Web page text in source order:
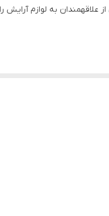
علاقهمندان به لوازم آرایش
حرفه‌ای با قیمت مناسب